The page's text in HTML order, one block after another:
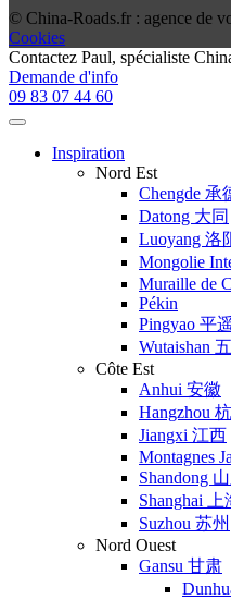
© China-Roads.fr : agence de
Cookies
Contactez Paul, spécialiste
Demande d'info
09 83 07 44 60
Inspiration
Nord Est
Chengde 承
Datong 大同
Luoyang 洛
Mongolie
Muraille de
Pékin
Pingyao 平
Wutaishan
Côte Est
Anhui 安徽
Hangzhou
Jiangxi 江西
Montagnes
Shandong
Shanghai 上
Suzhou 苏州
Nord Ouest
Gansu 甘肃